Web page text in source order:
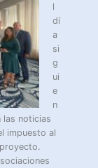
l
dí
a
si
g
ui
e
n
las noticias
impuesto al